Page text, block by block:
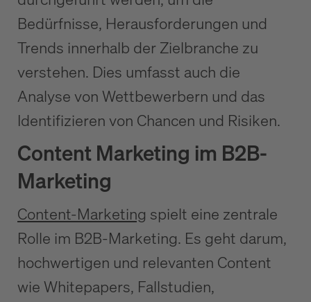
Bedürfnisse, Herausforderungen und
Trends innerhalb der Zielbranche zu
verstehen. Dies umfasst auch die
Analyse von Wettbewerbern und das
Identifizieren von Chancen und Risiken.
Content Marketing im B2B-
Marketing
Content-Marketing spielt eine zentrale
Rolle im B2B-Marketing. Es geht darum,
hochwertigen und relevanten Content
wie Whitepapers, Fallstudien,